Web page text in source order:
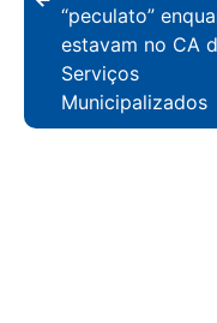
“peculato”
estavam no CA
Serviços
Municipalizados